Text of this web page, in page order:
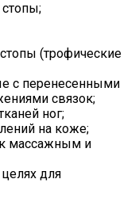
стопы;
(трофические
с перенесенными
связок;
ног;
на коже;
к массажным и
для